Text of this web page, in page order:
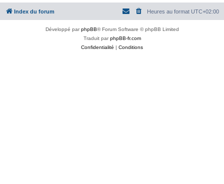
Index du forum Heures au format UTC+02:00
Développé parphpBB® Forum Software © phpBB Limited
Traduit parphpBB-fr.com
Confidentialité | Conditions